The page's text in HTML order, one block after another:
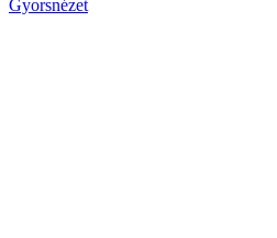
Gyorsnézet